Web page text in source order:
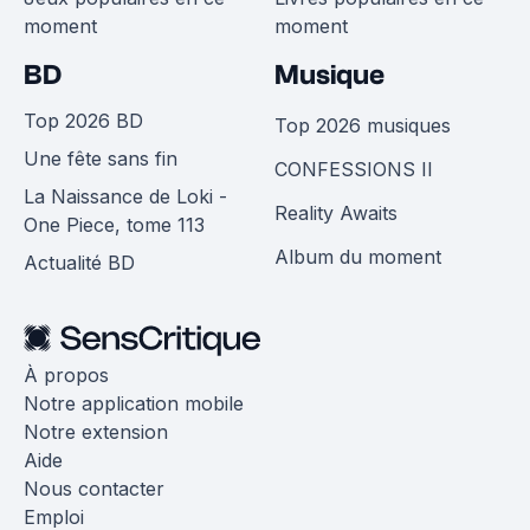
moment
moment
BD
Top 2026 BD
Une fête sans fin
La Naissance de Loki -
One Piece, tome 113
Actualité BD
Musique
Top 2026 musiques
CONFESSIONS II
Reality Awaits
Album du moment
À propos
Notre application mobile
Notre extension
Aide
Nous contacter
Emploi